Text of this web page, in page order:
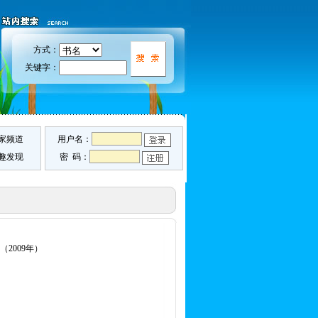
方式：
关键字：
频道
发现
用户名：
密 码：
2009年）